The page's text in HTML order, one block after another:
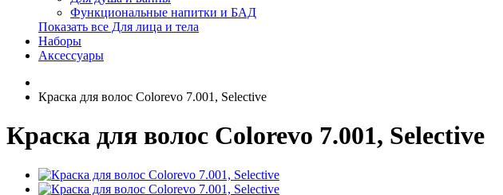
Функциональные напитки и БАД
Показать все Для лица и тела
Наборы
Аксессуары
Краска для волос Colorevo 7.001, Selective
Краска для волос Colorevo 7.001, Selective